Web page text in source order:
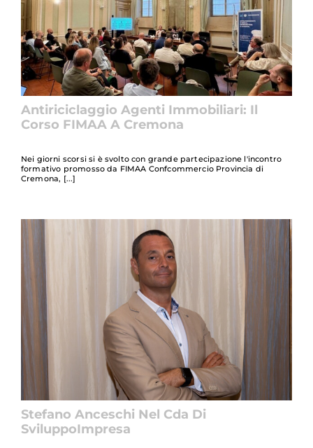
Antiriciclaggio Agenti Immobiliari: Il
Corso FIMAA A Cremona
Nei giorni scorsi si è svolto con grande partecipazione l'incontro
formativo promosso da FIMAA Confcommercio Provincia di
Cremona,
Stefano Anceschi Nel Cda Di
SviluppoImpresa